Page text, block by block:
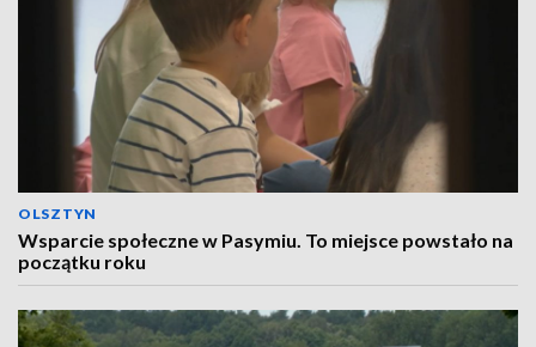
OLSZTYN
Wsparcie społeczne w Pasymiu. To miejsce powstało na
początku roku